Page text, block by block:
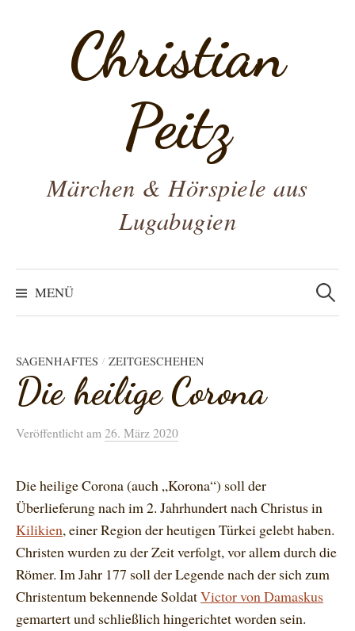
überspringenChristian
Peitz
Märchen & Hörspiele aus
Lugabugien
MENÜ
Suchen
nach:
SAGENHAFTES / ZEITGESCHEHEN
Die heilige Corona
Veröffentlichtam 26. März 2020
Die heilige Corona (auch „Korona“) soll der
Überlieferung nach im 2. Jahrhundert nach Christus in
Kilikien, einer Region der heutigen Türkei gelebt haben.
Christen wurden zu der Zeit verfolgt, vor allem durch die
Römer. Im Jahr 177 soll der Legende nach der sich zum
Christentum bekennende SoldatVictor von Damaskus
gemartert und schließlich hingerichtet worden sein.